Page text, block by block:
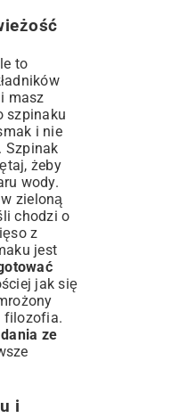
to
masz
szpinaku
i nie
Szpinak
żeby
wody.
zieloną
chodzi o
z
jest
jak się
filozofia.
ze
i